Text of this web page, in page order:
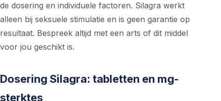
de dosering en individuele factoren. Silagra werkt
alleen bij seksuele stimulatie en is geen garantie op
resultaat. Bespreek altijd met een arts of dit middel
voor jou geschikt is.
Dosering Silagra: tabletten en mg-
sterktes